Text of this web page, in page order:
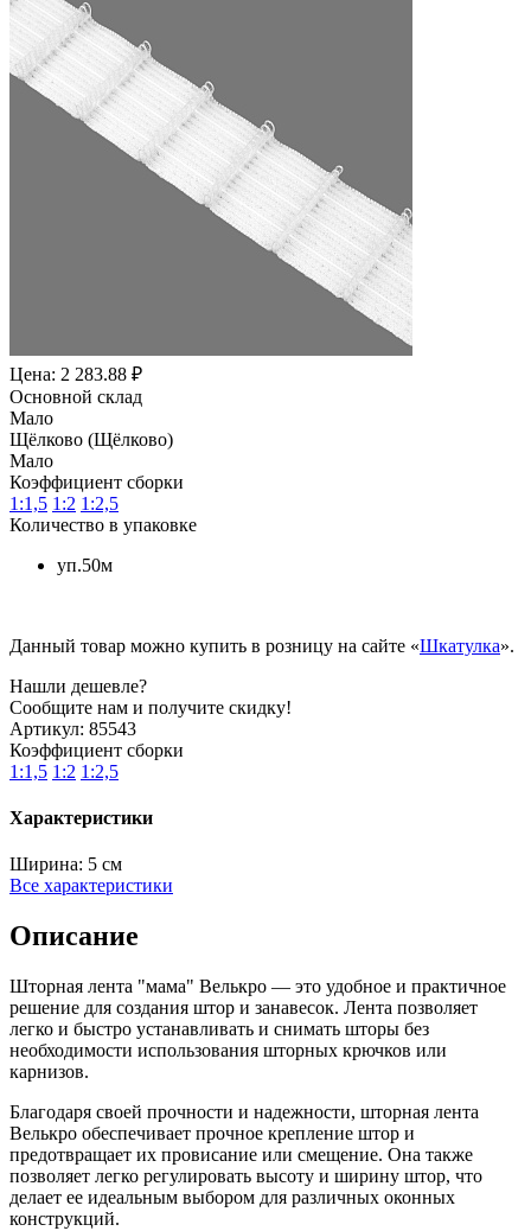
Цена: 2 283.88 ₽
Основной склад
Мало
Щёлково (Щёлково)
Мало
Коэффициент сборки
1:1,5 1:2 1:2,5
Количество в упаковке
уп.50м
Данный товар можно купить в розницу на сайте «Шкатулка».
Нашли дешевле?
Сообщите нам и получите скидку!
Артикул: 85543
Коэффициент сборки
1:1,5 1:2 1:2,5
Характеристики
Ширина: 5 см
Все характеристики
Описание
Шторная лента "мама" Велькро — это удобное и практичное
решение для создания штор и занавесок. Лента позволяет
легко и быстро устанавливать и снимать шторы без
необходимости использования шторных крючков или
карнизов.
Благодаря своей прочности и надежности, шторная лента
Велькро обеспечивает прочное крепление штор и
предотвращает их провисание или смещение. Она также
позволяет легко регулировать высоту и ширину штор, что
делает ее идеальным выбором для различных оконных
конструкций.